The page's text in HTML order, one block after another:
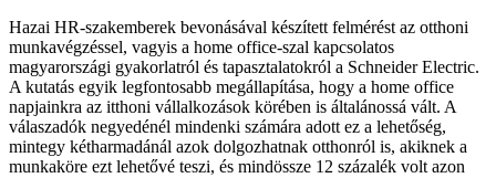
Hazai HR-szakemberek bevonásával készített felmérést az otthoni
munkavégzéssel, vagyis a home office-szal kapcsolatos
magyarországi gyakorlatról és tapasztalatokról a Schneider Electric.
A kutatás egyik legfontosabb megállapítása, hogy a home office
napjainkra az itthoni vállalkozások körében is általánossá vált. A
válaszadók negyedénél mindenki számára adott ez a lehetőség,
mintegy kétharmadánál azok dolgozhatnak otthonról is, akiknek a
munkaköre ezt lehetővé teszi, és mindössze 12 százalék volt azon